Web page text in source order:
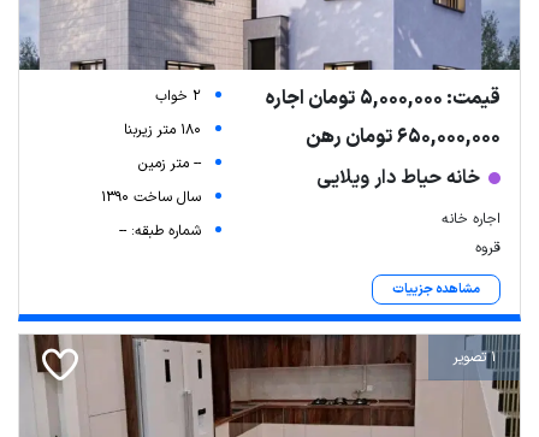
قیمت: 5,000,000 تومان اجاره
650,000,000 تومان رهن
خانه حیاط دار ویلایی
اجاره خانه
قروه
مشاهده جزییات
2 خواب
180 متر زیربنا
-- متر زمین
سال ساخت 1390
شماره طبقه: --
1 تصویر